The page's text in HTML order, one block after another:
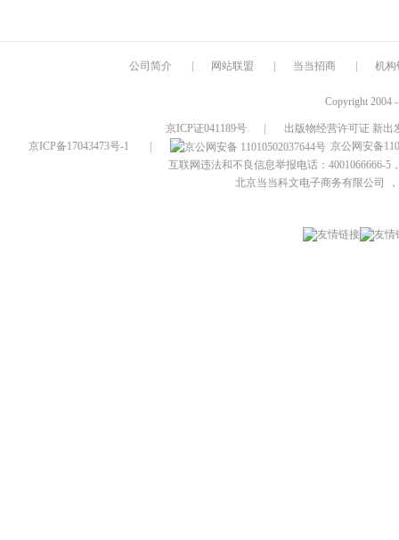
公司简介 网站联盟 当当招商 机构
Copyright 2004
京ICP证041189号
出版物经营许可证 新出
京ICP备17043473号-1
京公网安备
互联网违法和不良信息举报电话：4001066666-5
北京当当科文电子商务有限公司